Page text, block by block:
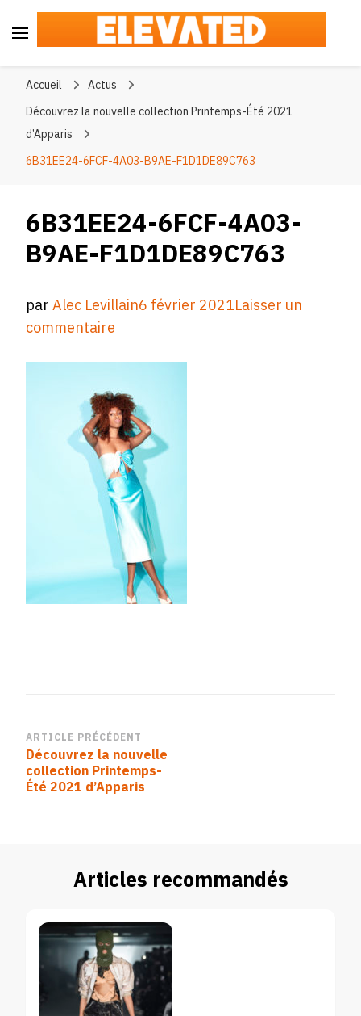
Accueil
Actus
Découvrez la nouvelle collection Printemps-Été 2021
d’Apparis
6B31EE24-6FCF-4A03-B9AE-F1D1DE89C763
6B31EE24-6FCF-4A03-
B9AE-F1D1DE89C763
parAlec Levillain6 février 2021Laisser un
commentaire
4A03-
B9AE-
F1D1DE89C763
Navigation
d’article
ARTICLE PRÉCÉDENT
Découvrez la nouvelle
collection Printemps-
Été 2021 d’Apparis
Articles recommandés